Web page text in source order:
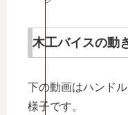
木工バイスの動
下の動画はハンド
様子です。